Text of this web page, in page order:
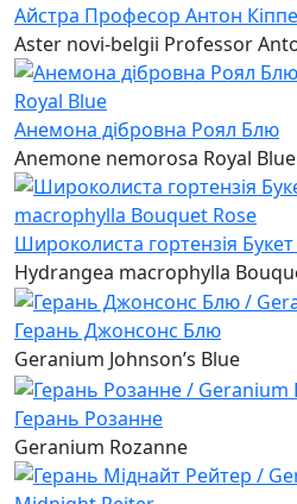
Айстра Професор Антон
Aster novi-belgii Professor
Анемона дібровна Роял Блю
Anemone nemorosa Royal Blue
Широколиста гортензія
Hydrangea macrophylla
Герань Джонсонс Блю
Geranium Johnson’s Blue
Герань Розанне
Geranium Rozanne